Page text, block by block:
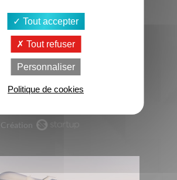
Mivoie, 3 rue de la Trotine
Saint Jacques de la Lande
02 23 30 11 05
NOUS RENDRE VISITE
Création
Tout accepter
Tout refuser
Personnaliser
Politique de cookies